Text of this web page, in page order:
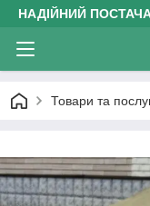
НАДІЙНИЙ
Товари та